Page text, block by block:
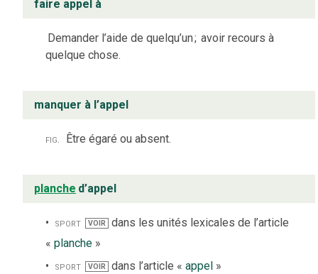
faire appel à
Demander l’aide de quelqu’un; avoir recours à
quelque chose.
manquer à l’appel
fig. Être égaré ou absent.
planche d’appel
sport VOIR
dans les unités lexicales de l’article
« planche »
sport
VOIR dans l’article « appel»